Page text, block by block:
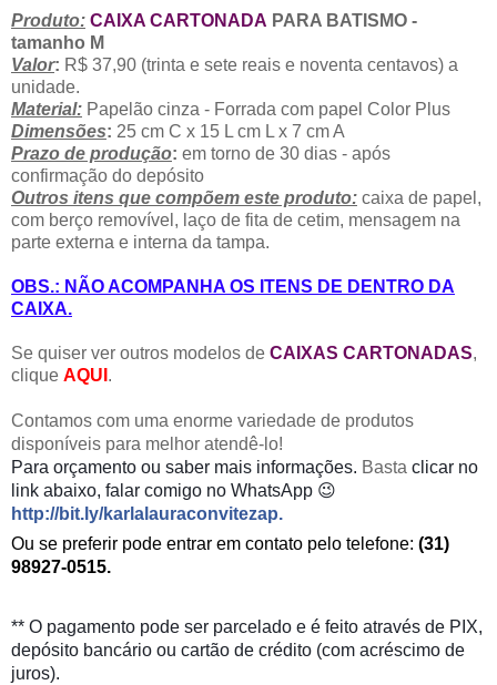
Produto: CAIXA CARTONADA PARA BATISMO -
tamanho M
Valor: R$ 37,90 (trinta e sete reais e noventa centavos) a
unidade.
Material: Papelão cinza - Forrada com papel Color Plus
Dimensões: 25 cm C x 15 L cm L x 7 cm A
Prazo de produção: em torno de 30 dias - após
confirmação do depósito
Outros itens que compõem este produto: caixa de papel,
com berço removível, laço de fita de cetim, mensagem na
parte externa e interna da tampa.
OBS.: NÃO ACOMPANHA OS ITENS DE DENTRO DA
CAIXA.
Se quiser ver outros modelos de CAIXAS CARTONADAS,
clique AQUI .
Contamos com uma enorme variedade de produtos
disponíveis para melhor atendê-lo!
Para orçamento ou saber mais informações. Basta clicar no
link abaixo, falar comigo no WhatsApp 😉
http://bit.ly/karlalauraconvitezap.
Ou se preferir pode entrar em contato pelo telefone: (31)
98927-0515.
** O pagamento pode ser parcelado e é feito através de PIX,
depósito bancário ou cartão de crédito (com acréscimo de
juros).